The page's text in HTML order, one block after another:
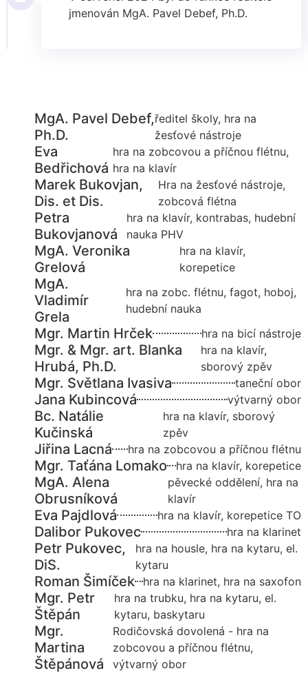
jmenován MgA. Pavel Debef, Ph.D.
MgA. Pavel Debef,
Ph.D.
ředitel školy, hra na
žesťové nástroje
Eva
Bedřichová
hra na zobcovou a příčnou flétnu,
hra na klavír
Marek Bukovjan,
Dis. et Dis.
Hra na žesťové nástroje,
zobcová flétna
Petra
Bukovjanová
hra na klavír, kontrabas, hudební
nauka PHV
MgA. Veronika
Grelová
hra na klavír,
korepetice
MgA.
Vladimír
Grela
hra na zobc. flétnu, fagot, hoboj,
hudební nauka
Mgr. Martin Hrček hra na bicí nástroje
Mgr. & Mgr. art. Blanka
Hrubá, Ph.D.
hra na klavír,
sborový zpěv
Mgr. Světlana Ivasiva taneční obor
Jana Kubincová výtvarný obor
Bc. Natálie
Kučinská
hra na klavír, sborový
zpěv
Jiřina Lacná hra na zobcovou a příčnou flétnu
Mgr. Taťána Lomako hra na klavír, korepetice
MgA. Alena
Obrusníková
pěvecké oddělení, hra na
klavír
Eva Pajdlová hra na klavír, korepetice TO
Dalibor Pukovec hra na klarinet
Petr Pukovec,
DiS.
hra na housle, hra na kytaru, el.
kytaru
Roman Šimíček hra na klarinet, hra na saxofon
Mgr. Petr
Štěpán
hra na trubku, hra na kytaru, el.
kytaru, baskytaru
Mgr.
Martina
Štěpánová
Rodičovská dovolená - hra na
zobcovou a příčnou flétnu,
výtvarný obor